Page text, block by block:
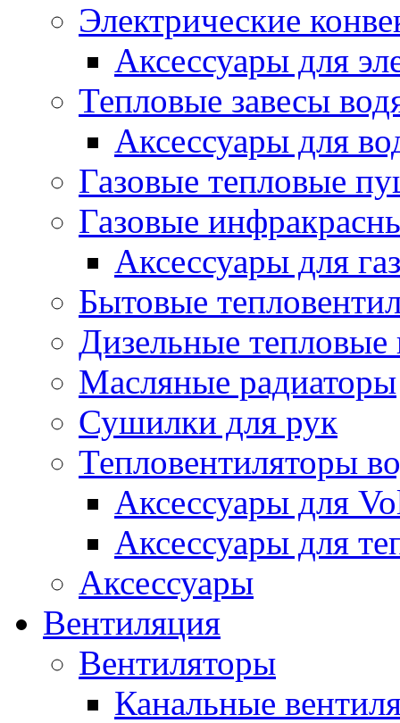
Электрические
Аксессуары для
Тепловые завесы
Аксессуары для
Газовые тепловые
Газовые
Аксессуары для
Бытовые
Дизельные
Масляные радиаторы
Сушилки для рук
Тепловентиляторы
Аксессуары для
Аксессуары для
Аксессуары
Вентиляция
Вентиляторы
Канальные